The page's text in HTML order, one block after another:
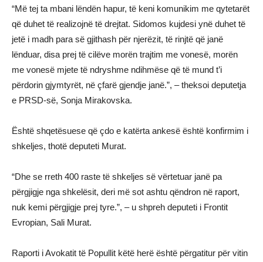
“Më tej ta mbani lëndën hapur, të keni komunikim me qytetarët
që duhet të realizojnë të drejtat. Sidomos kujdesi ynë duhet të
jetë i madh para së gjithash për njerëzit, të rinjtë që janë
lënduar, disa prej të cilëve morën trajtim me vonesë, morën
me vonesë mjete të ndryshme ndihmëse që të mund t’i
përdorin gjymtyrët, në çfarë gjendje janë.”, – theksoi deputetja
e PRSD-së, Sonja Mirakovska.
Është shqetësuese që çdo e katërta ankesë është konfirmim i
shkeljes, thotë deputeti Murat.
“Dhe se rreth 400 raste të shkeljes së vërtetuar janë pa
përgjigje nga shkelësit, deri më sot ashtu qëndron në raport,
nuk kemi përgjigje prej tyre.”, – u shpreh deputeti i Frontit
Evropian, Sali Murat.
Raporti i Avokatit të Popullit këtë herë është përgatitur për vitin